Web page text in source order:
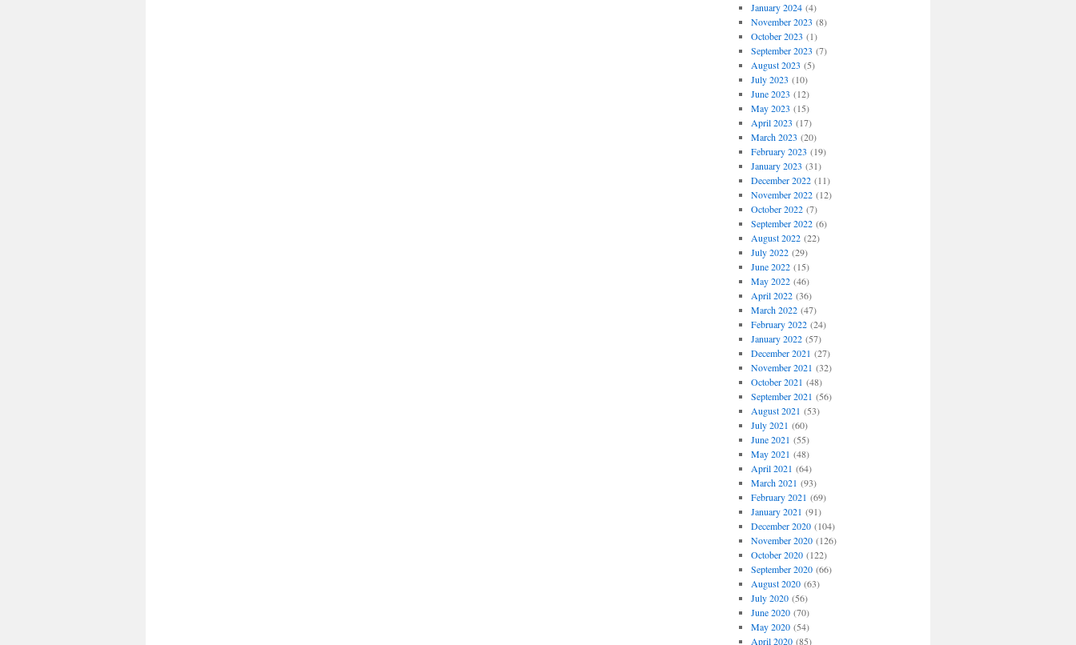
January 2024(4)
November 2023 (8)
October 2023 (1)
September 2023 (7)
August 2023 (5)
July 2023 (10)
June 2023 (12)
May 2023 (15)
April 2023 (17)
March 2023 (20)
February 2023 (19)
January 2023 (31)
December 2022(11)
November 2022(12)
October 2022(7)
September 2022(6)
August 2022(22)
July 2022(29)
June 2022(15)
May 2022(46)
April 2022(36)
March 2022(47)
February 2022(24)
January 2022(57)
December 2021 (27)
November 2021 (32)
October 2021 (48)
September 2021 (56)
August 2021 (53)
July 2021 (60)
June 2021 (55)
May 2021 (48)
April 2021 (64)
March 2021 (93)
February 2021 (69)
January 2021 (91)
December 2020(104)
November 2020(126)
October 2020(122)
September 2020(66)
August 2020(63)
July 2020(56)
June 2020(70)
May 2020(54)
April 2020(85)